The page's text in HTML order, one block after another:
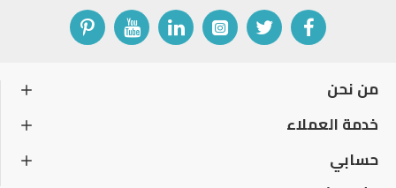
الصيانة وطرق الإصلاح.
تقارير شاملة: يمكن للجهاز إنشاء تقرير كامل
لجميع المشاكل للأنظمة، مع إمكانية حفظه
سهولة الوصول إليها من أي مكان.
من نحن
خدمة العملاء
حسابي